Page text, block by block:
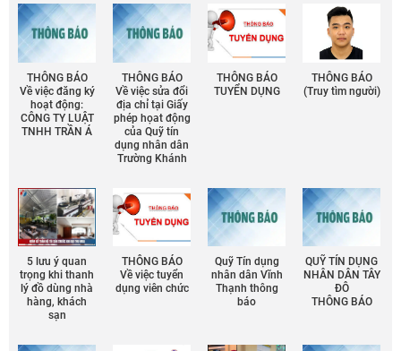
THÔNG BÁO
Về việc đăng ký
hoạt động:
CÔNG TY LUẬT
TNHH TRẦN Á
THÔNG BÁO
Về việc sửa đổi
địa chỉ tại Giấy
phép họat động
của Quỹ tín
dụng nhân dân
Trường Khánh
THÔNG BÁO
TUYỂN DỤNG
THÔNG BÁO
(Truy tìm người)
5 lưu ý quan
trọng khi thanh
lý đồ dùng nhà
hàng, khách
sạn
THÔNG BÁO
Về việc tuyển
dụng viên chức
Quỹ Tín dụng
nhân dân Vĩnh
Thạnh thông
báo
QUỸ TÍN DỤNG
NHÂN DÂN TÂY
ĐÔ
THÔNG BÁO